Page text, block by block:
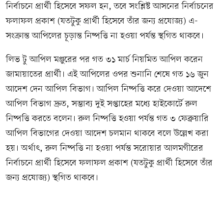
নির্বাচনে প্রার্থী হিসেবে সফল হন, তবে সংশ্লিষ্ট আসনের নির্বাচনের
ফলাফল প্রকাশ (যতটুকু প্রার্থী হিসেবে তাঁর জন্য প্রযোজ্য) এ-
সংক্রান্ত আপিলের চূড়ান্ত নিষ্পত্তি না হওয়া পর্যন্ত স্থগিত থাকবে।
লিভ টু আপিল মঞ্জুরের পর গত ৩১ মার্চ নিয়মিত আপিল করেন
জামায়াতের প্রার্থী। এই আপিলের ওপর শুনানি শেষে গত ১৬ জুন
আদেশ দেন আপিল বিভাগ। আপিল নিষ্পত্তি করে দেওয়া আদেশে
আপিল বিভাগ দ্রুত, সম্ভাব্য দুই সপ্তাহের মধ্যে হাইকোর্টে রুল
নিষ্পত্তি করতে বলেন। রুল নিষ্পত্তি হওয়া পর্যন্ত গত ৩ ফেব্রুয়ারি
আপিল বিভাগের দেওয়া আদেশ চলমান থাকবে বলে উল্লেখ করা
হয়। অর্থাৎ, রুল নিষ্পত্তি না হওয়া পর্যন্ত সরোয়ার আলমগীরের
নির্বাচনে প্রার্থী হিসেবে ফলাফল প্রকাশ (যতটুকু প্রার্থী হিসেবে তাঁর
জন্য প্রযোজ্য) স্থগিত থাকবে।